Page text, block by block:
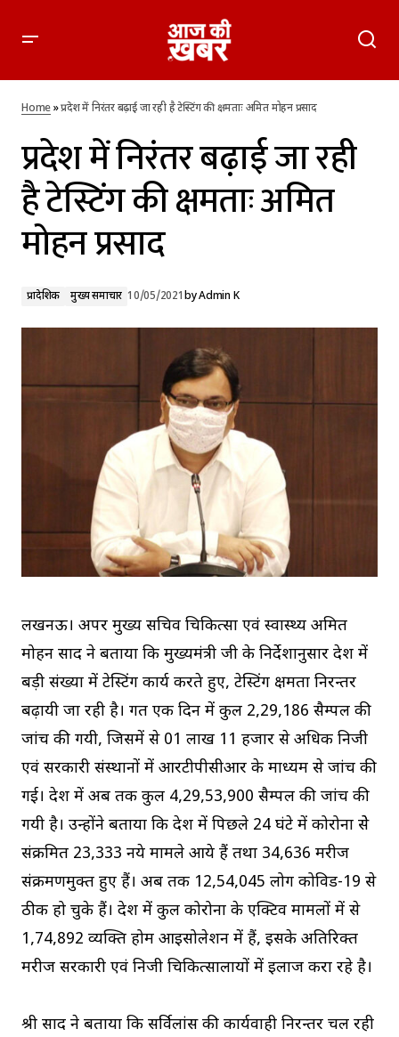
प्रदेश में निरंतर बढ़ाई जा रही है टेस्टिंग की क्षमताः अमित मोहन प्रसाद
Home»प्रदेश में निरंतर बढ़ाई जा रही है टेस्टिंग की क्षमताः अमित मोहन प्रसाद
प्रदेश में निरंतर बढ़ाई जा रही
है टेस्टिंग की क्षमताः अमित
मोहन प्रसाद
प्रादेशिक मुख्य समाचार 10/05/2021byAdmin K
लखनऊ। अपर मुख्य सचिव चिकित्सा एवं स्वास्थ्य अमित
मोहन प्रसाद ने बताया कि मुख्यमंत्री जी के निर्देशानुसार प्रदेश में
बड़ी संख्या में टेस्टिंग कार्य करते हुए, टेस्टिंग क्षमता निरन्तर
बढ़ायी जा रही है। गत एक दिन में कुल 2,29,186 सैम्पल की
जांच की गयी, जिसमें से 01 लाख 11 हजार से अधिक निजी
एवं सरकारी संस्थानों में आरटीपीसीआर के माध्यम से जांच की
गई। प्रदेश में अब तक कुल 4,29,53,900 सैम्पल की जांच की
गयी है। उन्होंने बताया कि प्रदेश में पिछले 24 घंटे में कोरोना सेे
संक्रमित 23,333 नये मामले आये हैं तथा 34,636 मरीज
संक्रमणमुक्त हुए हैं। अब तक 12,54,045 लोग कोविड-19 से
ठीक हो चुके हैं। प्रदेश में कुल कोरोना के एक्टिव मामलों में से
1,74,892 व्यक्ति होम आइसोलेशन में हैं, इसके अतिरिक्त
मरीज सरकारी एवं निजी चिकित्सालायों में इलाज करा रहे है।
श्री प्रसाद ने बताया कि सर्विलांस की कार्यवाही निरन्तर चल रही